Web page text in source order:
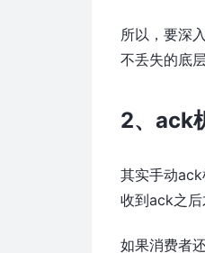
所以，要深
不丢失的底层
2、ack
其实手动
收到ack之后
如果消费者